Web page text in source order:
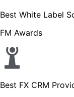
Best White Label
FM Awards
Best FX CRM